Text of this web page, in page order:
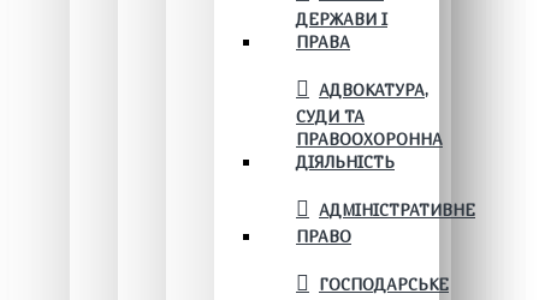
ДЕРЖАВИ І
ПРАВА
АДВОКАТУРА,
СУДИ ТА
ПРАВООХОРОННА
ДІЯЛЬНІСТЬ
АДМІНІСТРАТИВНЕ
ПРАВО
ГОСПОДАРСЬКЕ